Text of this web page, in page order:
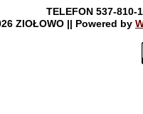
TELEFON 537-810-
ZIOŁOWO || Powered by